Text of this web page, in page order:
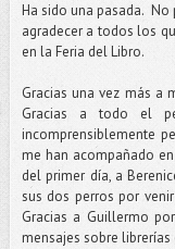
Ha sido una pasada. No
agradecer a todos los
en la Feria del Libro.
Gracias una vez más a
Gracias a todo el
incomprensiblemente
me han acompañado
del primer día, a
sus dos perros por
Gracias a Guillermo
mensajes sobre